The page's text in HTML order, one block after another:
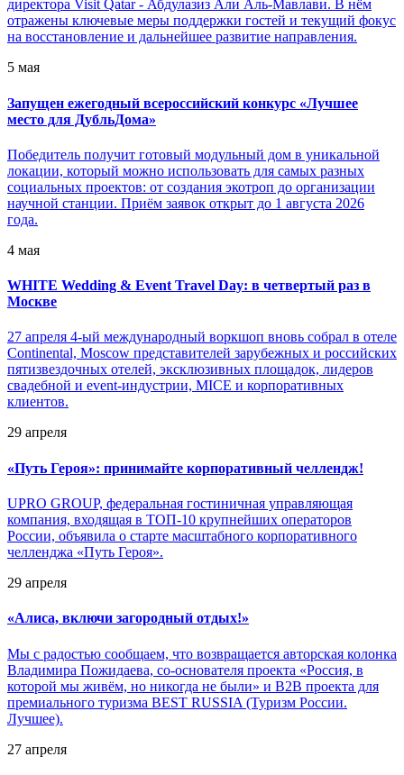
директора Visit Qatar - Абдулазиз Али Аль-Мавлави. В нём
отражены ключевые меры поддержки гостей и текущий фокус
на восстановление и дальнейшее развитие направления.
5 мая
Запущен ежегодный всероссийский конкурс «Лучшее
место для ДубльДома»
Победитель получит готовый модульный дом в уникальной
локации, который можно использовать для самых разных
социальных проектов: от создания экотроп до организации
научной станции. Приём заявок открыт до 1 августа 2026
года.
4 мая
WHITE Wedding & Event Travel Day: в четвертый раз в
Москве
27 апреля 4-ый международный воркшоп вновь собрал в отеле
Continental, Moscow представителей зарубежных и российских
пятизвездочных отелей, эксклюзивных площадок, лидеров
свадебной и event-индустрии, MICE и корпоративных
клиентов.
29 апреля
«Путь Героя»: принимайте корпоративный челлендж!
UPRO GROUP, федеральная гостиничная управляющая
компания, входящая в ТОП-10 крупнейших операторов
России, объявила о старте масштабного корпоративного
челленджа «Путь Героя».
29 апреля
«Алиса, включи загородный отдых!»
Мы с радостью сообщаем, что возвращается авторская колонка
Владимира Пожидаева, со-основателя проекта «Россия, в
которой мы живём, но никогда не были» и B2B проекта для
премиального туризма BEST RUSSIA (Туризм России.
Лучшее).
27 апреля